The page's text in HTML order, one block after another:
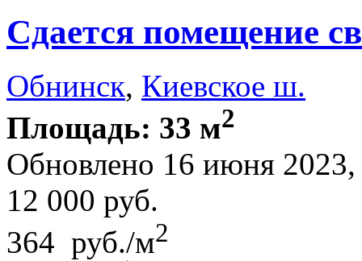
Сдается помещение
Обнинск, Киевское ш.
Площадь: 33 м2
Обновлено 16 июня
12 000 руб.
364 руб./м2